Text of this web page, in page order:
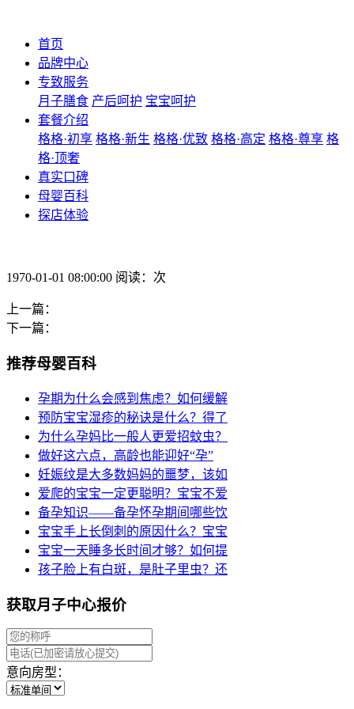
首页
品牌中心
专致服务
月子膳食 产后呵护 宝宝呵护
套餐介绍
格格·初享 格格·新生 格格·优致 格格·高定 格格·尊享 格
格·顶奢
真实口碑
母婴百科
探店体验
1970-01-01 08:00:00 阅读：次
上一篇：
下一篇：
推荐母婴百科
孕期为什么会感到焦虑？如何缓解
预防宝宝湿疹的秘诀是什么？得了
为什么孕妈比一般人更爱招蚊虫？
做好这六点，高龄也能迎好“孕”
妊娠纹是大多数妈妈的噩梦，该如
爱爬的宝宝一定更聪明？宝宝不爱
备孕知识——备孕怀孕期间哪些饮
宝宝手上长倒刺的原因什么？宝宝
宝宝一天睡多长时间才够？如何提
孩子脸上有白斑，是肚子里虫？还
获取月子中心报价
意向房型：